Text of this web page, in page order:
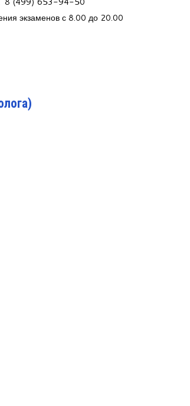
экзаменов с 8.00 до 20.00